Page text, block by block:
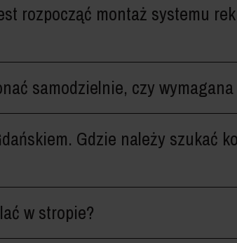
rozpocząć montaż systemu
samodzielnie, czy
Gdzie należy szukać
w stropie?